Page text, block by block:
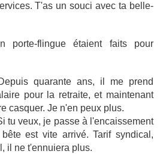
T'as un souci avec ta belle-
porte-flingue étaient faits pour
quarante ans, il me prend
pour la retraite, et maintenant
casquer. Je n'en peux plus.
tu veux, je passe à l'encaissement
est vite arrivé. Tarif syndical,
il ne t'ennuiera plus.